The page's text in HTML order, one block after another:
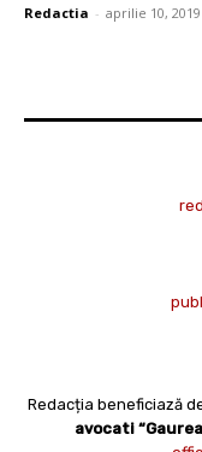
Redactia - aprilie 10, 2019
Redacția beneficiază
avocati